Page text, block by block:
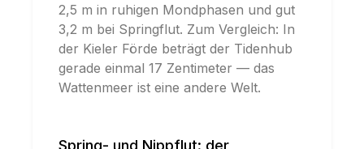
2,5 m in ruhigen Mondphasen und gut
3,2 m bei Springflut. Zum Vergleich: In
der Kieler Förde beträgt der Tidenhub
gerade einmal 17 Zentimeter — das
Wattenmeer ist eine andere Welt.
Spring- und Nippflut: der